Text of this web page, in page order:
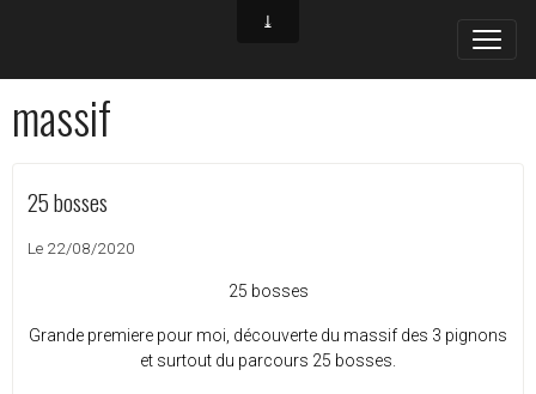
massif
25 bosses
Le 22/08/2020
25 bosses
Grande premiere pour moi, découverte du massif des 3 pignons
et surtout du parcours 25 bosses.